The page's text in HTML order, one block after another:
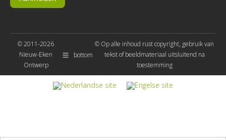
© 2011-2026
Nieuw-Eken
Ontwerp
bottom
© Op alle inhoud rust copyright, gebruik van
tekst of beeldmateriaal uitsluitend na
toestemming